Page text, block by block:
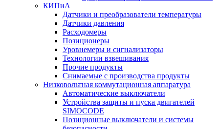
КИПиА
Датчики и преобразователи температуры
Датчики давления
Расходомеры
Позиционеры
Уровнемеры и сигнализаторы
Технологии взвешивания
Прочие продукты
Снимаемые с производства продукты
Низковольтная коммутационная аппаратура
Автоматические выключатели
Устройства защиты и пуска двигателей
SIMOCODE
Позиционные выключатели и системы